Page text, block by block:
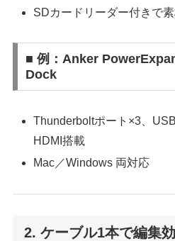
SDカードリーダー付きで
■ 例：Anker
Dock
Thunderboltポート×3、
HDMI搭載
Mac／Windows 両対応
2. ケーブル1本で編集